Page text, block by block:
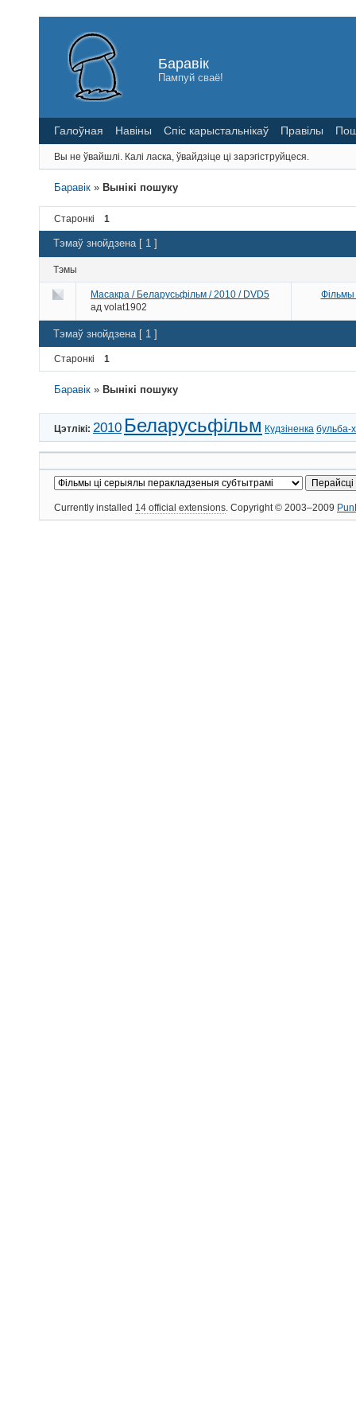
Баравік
Пампуй сваё!
Галоўная Навіны Спіс карыстальнікаў Правілы
Вы не ўвайшлі. Калі ласка, ўвайдзіце ці зарэгіструйцеся.
Баравік » Вынікі пошуку
Старонкі 1
Тэмаў знойдзена [ 1 ]
Тэмы
Масакра / Беларусьфільм / 2010 / DVD5
ад volat1902
Фільмы
Тэмаў знойдзена [ 1 ]
Старонкі 1
Баравік » Вынікі пошуку
Цэтлікі: 2010 Беларусьфільм Кудзіненка бульба-
Currently installed 14 official extensions. Copyright © 2003–2009